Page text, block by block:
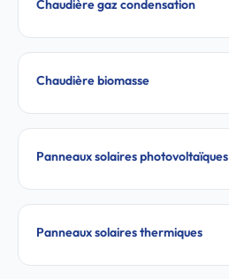
Chaudière gaz condensation
Chaudière biomasse
Panneaux solaires photovoltaïques
Panneaux solaires thermiques